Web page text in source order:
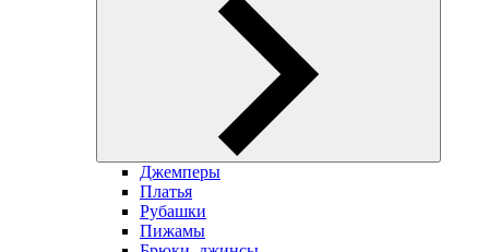
Джемперы
Платья
Рубашки
Пижамы